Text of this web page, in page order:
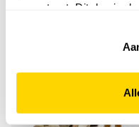
accepteert. Dit doe je
website niet optimaal